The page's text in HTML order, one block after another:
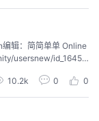
辑：简简单单 Online
usersnew/id_16451
用。Podman 提供与...
10.2k 0 0